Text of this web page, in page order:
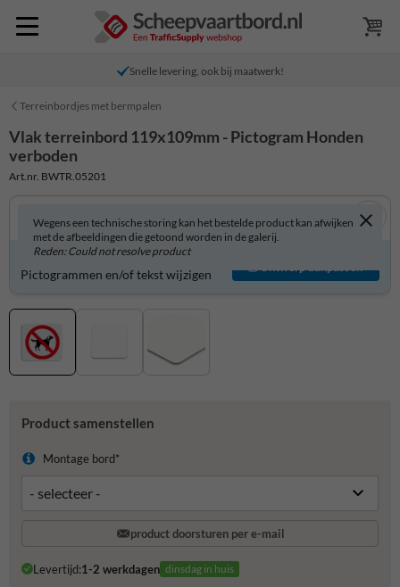
Snelle levering, ook bij maatwerk!
Terreinbordjes met bermpalen
Vlak terreinbord 119x109mm - Pictogram Honden
verboden
Art.nr. BWTR.05201
Wegens een technische storing kan het bestelde product kan afwijken
met de afbeeldingen die getoond worden in de galerij.
Reden: Could not resolve product
Product zelf aanpassen?
Pictogrammen en/of tekst wijzigen
Ontwerp aanpassen
Product samenstellen
Montage bord*
product doorsturen per e-mail
Levertijd:1-2 werkdagen dinsdag in huis